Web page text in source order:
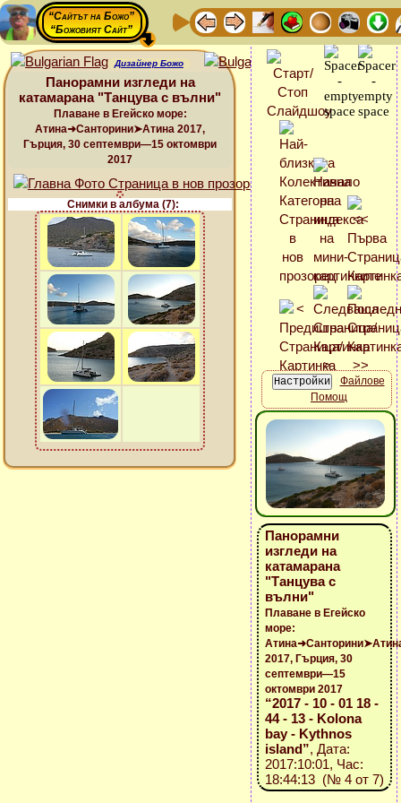
“Сайтът на Божо”
“Божовият Сайт”
Дизайнер Божо
Панорамни изгледи на
катамарана "Танцува с вълни"
Плаване в Егейско море:
Атина➜Санторини➤Атина 2017,
Гърция, 30 септември—15 октомври
2017
Снимки в албума (7):
Файлове
Помощ
Панорамни
изгледи на
катамарана
"Танцува с
вълни"
Плаване в Егейско
море:
2017, Гърция, 30
септември—15
октомври 2017
“2017 - 10 - 01 18 -
44 - 13 - Kolona
bay - Kythnos
island”, Дата:
2017:10:01, Час:
18:44:13 (№ 4 от 7)